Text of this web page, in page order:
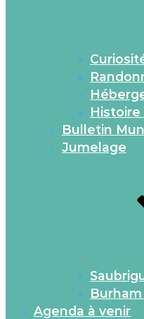
Bulletin
Jumelage
Agenda à venir